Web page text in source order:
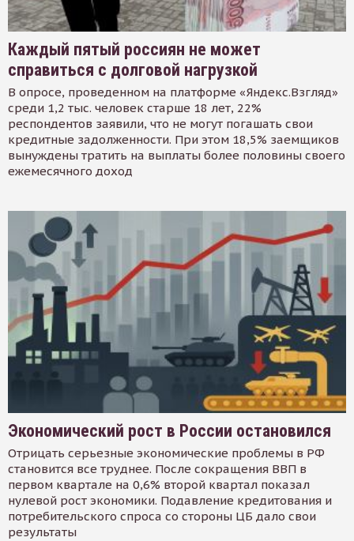
Каждый пятый россиян не может
справиться с долговой нагрузкой
В опросе, проведенном на платформе «Яндекс.Взгляд»
среди 1,2 тыс. человек старше 18 лет, 22%
респондентов заявили, что не могут погашать свои
кредитные задолженности. При этом 18,5% заемщиков
вынуждены тратить на выплаты более половины своего
ежемесячного доход
Экономический рост в России остановился
Отрицать серьезные экономические проблемы в РФ
становится все труднее. После сокращения ВВП в
первом квартале на 0,6% второй квартал показал
нулевой рост экономики. Подавление кредитования и
потребительского спроса со стороны ЦБ дало свои
результаты